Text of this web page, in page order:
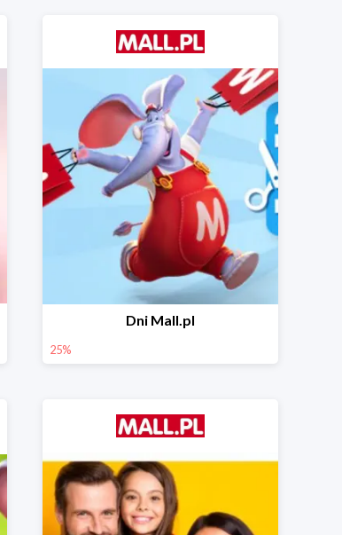
Dni Mall.pl
25%